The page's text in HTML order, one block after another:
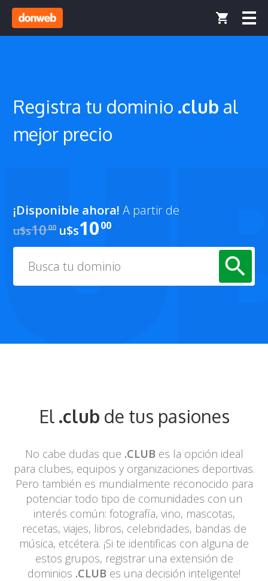
Registra tu dominio .club al
mejor precio
¡Disponible ahora! A partir de
u$s1000 u$s1000
search
El .club de tus pasiones
No cabe dudas que .CLUB es la opción ideal
para clubes, equipos y organizaciones deportivas.
Pero también es mundialmente reconocido para
potenciar todo tipo de comunidades con un
interés común: fotografía, vino, mascotas,
recetas, viajes, libros, celebridades, bandas de
música, etcétera. ¡Si te identificas con alguna de
estos grupos, registrar una extensión de
dominios .CLUB es una decisión inteligente!